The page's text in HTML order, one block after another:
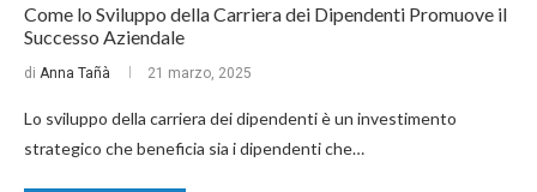
Come lo Sviluppo della Carriera dei Dipendenti Promuove il
Successo Aziendale
di Anna Tañà 21 marzo, 2025
Lo sviluppo della carriera dei dipendenti è un investimento
strategico che beneficia sia i dipendenti che…